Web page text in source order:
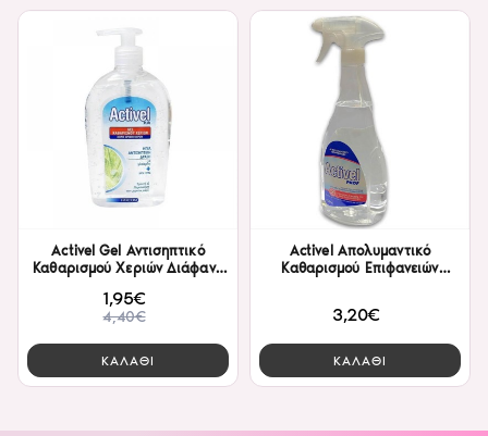
Activel Gel Αντισηπτικό
Καθαρισμού Χεριών Διάφανο
1,95€
4,40€
ΚΑΛΑΘΙ
Activel Απολυμαντικό
Καθαρισμού Επιφανειών
3,20€
ΚΑΛΑΘΙ